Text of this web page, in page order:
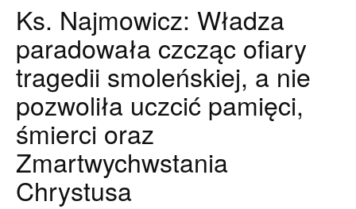
Ks. Najmowicz: Władza
paradowała czcząc ofiary
tragedii smoleńskiej, a nie
pozwoliła uczcić pamięci,
śmierci oraz
Zmartwychwstania
Chrystusa